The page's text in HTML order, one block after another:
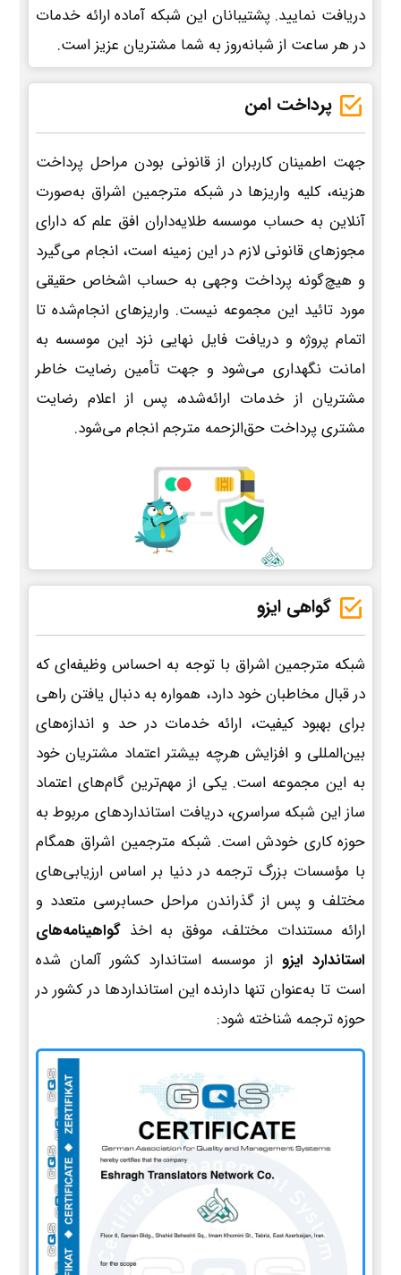
دریافت نمایید. پشتیبانان این شبکه آماده ارائه خدمات
در هر ساعت از شبانه‌روز به شما مشتریان عزیز است.
پرداخت امن
جهت اطمینان کاربران از قانونی بودن مراحل پرداخت
هزینه، کلیه واریزها در شبکه مترجمین اشراق به‌صورت
آنلاین به حساب موسسه طلایه‌داران افق علم که دارای
مجوزهای قانونی لازم در این زمینه است، انجام می‌گیرد
و هیچ‌گونه پرداخت وجهی به حساب اشخاص حقیقی
مورد تائید این مجموعه نیست. واریزهای انجام‌شده تا
اتمام پروژه و دریافت فایل نهایی نزد این موسسه به
امانت نگهداری می‌شود و جهت تأمین رضایت خاطر
مشتریان از خدمات ارائه‌شده، پس از اعلام رضایت
مشتری پرداخت حق‌الزحمه مترجم انجام می‌شود.
گواهی ایزو
شبکه مترجمین اشراق با توجه به احساس وظیفه‌ای که
در قبال مخاطبان خود دارد، همواره به دنبال یافتن راهی
برای بهبود کیفیت، ارائه خدمات در حد و اندازه‌های
بین‌المللی و افزایش هرچه بیشتر اعتماد مشتریان خود
به این مجموعه است. یکی از مهم‌ترین گام‌های اعتماد
ساز این شبکه سراسری، دریافت استانداردهای مربوط به
حوزه کاری خودش است. شبکه مترجمین اشراق همگام
با مؤسسات بزرگ ترجمه در دنیا بر اساس ارزیابی‌های
مختلف و پس از گذراندن مراحل حسابرسی متعدد و
ارائه مستندات مختلف، موفق به اخذ گواهینامه‌های
استاندارد ایزو از موسسه استاندارد کشور آلمان شده
است تا به‌عنوان تنها دارنده این استانداردها در کشور در
حوزه ترجمه شناخته شود: